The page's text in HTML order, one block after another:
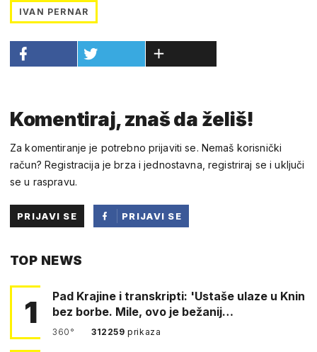
IVAN PERNAR
Komentiraj, znaš da želiš!
Za komentiranje je potrebno prijaviti se. Nemaš korisnički
račun? Registracija je brza i jednostavna, registriraj se i uključi
se u raspravu.
PRIJAVI SE
PRIJAVI SE
TOP NEWS
1
Pad Krajine i transkripti: 'Ustaše ulaze u Knin
bez borbe. Mile, ovo je bežanij…
360° 312259prikaza